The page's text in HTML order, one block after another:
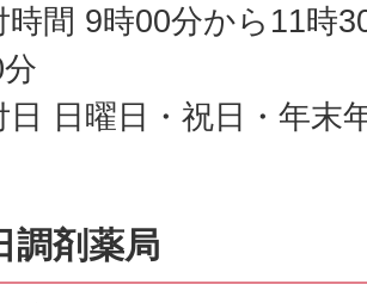
時間 9時00分から11時
日 日曜日・祝日・年末
調剤薬局